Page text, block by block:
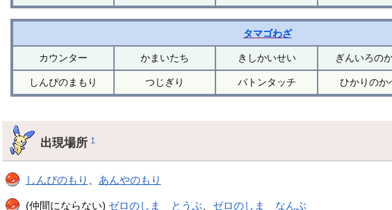
タマゴわざ
カウンター かまいたち きしかいせい ぎんいろの
しんぴのまもり つじぎり バトンタッチ ひかりのか
出現場所†
しんぴのもり あんやのもり
(仲間にならない) ゼロのしま とうぶ ゼロのしま なんぶ